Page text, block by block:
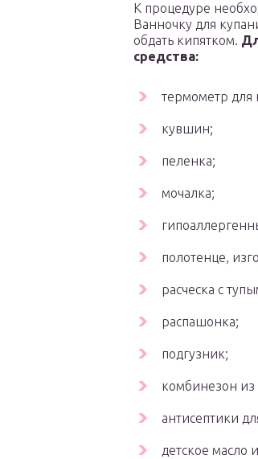
К процедуре
Ванночку для
обдать кипятком.
средства:
термометр для
кувшин;
пеленка;
мочалка;
полотенце,
расческа с
распашонка;
подгузник;
комбинезон из
антисептики
детское масло